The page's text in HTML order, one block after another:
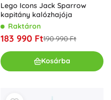
Lego Icons Jack Sparrow
kapitány kalózhajója
Raktáron
183 990 Ft190 990 Ft
Kosárba